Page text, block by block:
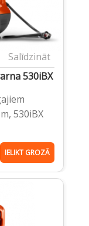
Salīdzināt
530iBX
530iBX
IELIKT GROZĀ